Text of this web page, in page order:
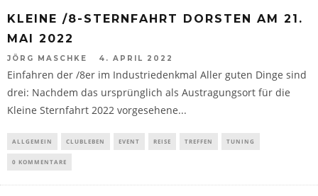
KLEINE /8-STERNFAHRT DORSTEN AM 21.
MAI 2022
JÖRG MASCHKE 4. APRIL 2022
Einfahren der /8er im Industriedenkmal Aller guten Dinge sind
drei: Nachdem das ursprünglich als Austragungsort für die
Kleine Sternfahrt 2022 vorgesehene...
ALLGEMEIN CLUBLEBEN EVENT REISE TREFFEN TUNING
0 KOMMENTARE